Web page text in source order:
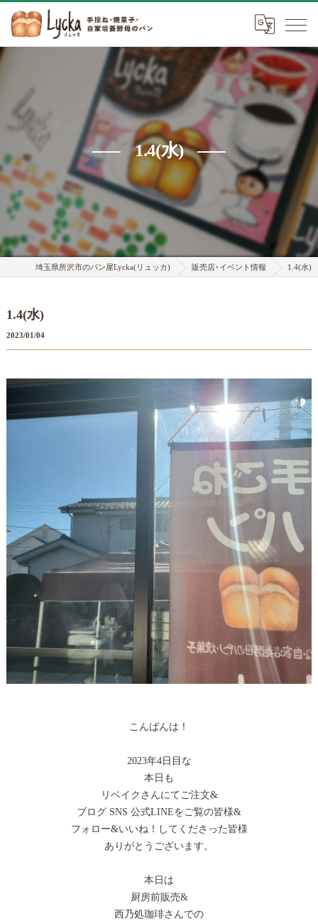
1.4(水)
埼玉県所沢市のパン屋Lycka(リュッカ) 販売店･イベント情報 1.4(水)
1.4(水)
2023/01/04
こんばんは！
2023年4日目な
本日も
リベイクさんにてご注文&
ブログ SNS 公式LINEをご覧の皆様&
フォロー&いいね！してくださった皆様
ありがとうございます。
本日は
厨房前販売&
西乃処珈琲さんでの